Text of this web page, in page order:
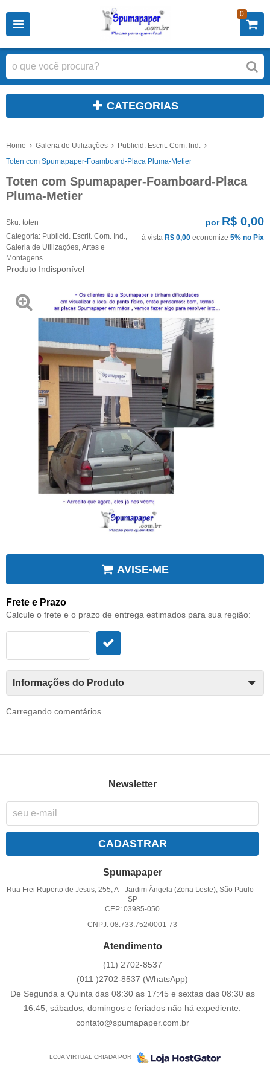
0
CATEGORIAS
Home Galeria de Utilizações
Publicid. Escrit. Com. Ind.
Toten com Spumapaper-Foamboard-Placa Pluma-Metier
Toten com Spumapaper-Foamboard-Placa
Pluma-Metier
Sku: toten
Categoria: Publicid. Escrit. Com. Ind.
Galeria de Utilizações Artes e
Montagens
Produto Indisponível
por R$ 0,00
à vista R$ 0,00 economize 5% no Pix
AVISE-ME
Frete e Prazo
Calcule o frete e o prazo de entrega estimados para sua região:
Informações do Produto
Carregando comentários ...
Newsletter
CADASTRAR
Spumapaper
Rua Frei Ruperto de Jesus, 255, A -Jardim Ângela (Zona Leste), São Paulo -
SP
CEP: 03985-050
CNPJ: 08.733.752/0001-73
Atendimento
(11) 2702-8537
(011 )2702-8537 (WhatsApp)
De Segunda a Quinta das 08:30 as 17:45 e sextas das 08:30 as
16:45, sábados, domingos e feriados não há expediente.
contato@spumapaper.com.br
LOJA VIRTUAL CRIADA POR